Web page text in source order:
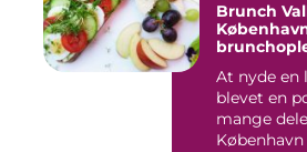
Brunch
At nyde en
blevet en
mange